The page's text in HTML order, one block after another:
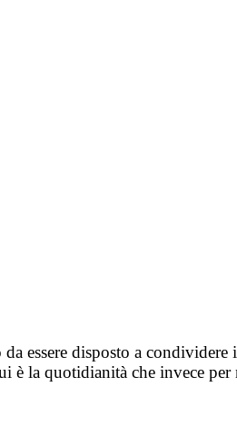
essere disposto a
la quotidianità che invece